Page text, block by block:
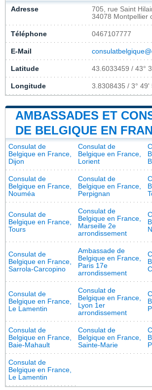
Adresse
705, rue Saint
34078 Montpellier
Téléphone 0467107777
E-Mail
Latitude 43.6033459 / 43°
Longitude 3.8308435 / 3° 49'
AMBASSADES ET
DE BELGIQUE EN
Consulat de
Belgique en France,
Dijon
Consulat de
Belgique en France,
Lorient
Consulat de
Belgique en France,
Nouméa
Consulat de
Belgique en France,
Perpignan
Consulat de
Belgique en France,
Tours
Consulat de
Belgique en France,
Marseille 2e
arrondissement
Consulat de
Belgique en France,
Sarrola-Carcopino
Ambassade de
Belgique en France,
Paris 17e
arrondissement
Consulat de
Belgique en France,
Le Lamentin
Consulat de
Belgique en France,
Lyon 1er
arrondissement
Consulat de
Belgique en France,
Baie-Mahault
Consulat de
Belgique en France,
Sainte-Marie
Consulat de
Belgique en France,
Le Lamentin